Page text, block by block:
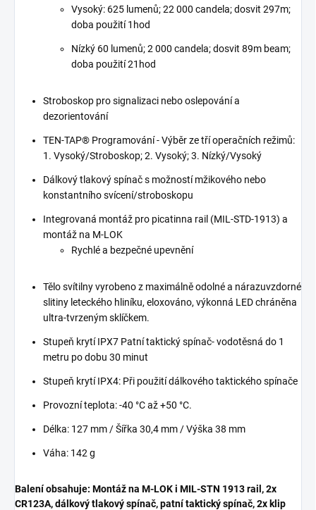
Vysoký: 625 lumenů; 22 000 candela; dosvit 297m;
doba použití 1hod
Nízký 60 lumenů; 2 000 candela; dosvit 89m beam;
doba použití 21hod
Stroboskop pro signalizaci nebo oslepování a
dezorientování
TEN-TAP® Programování - Výběr ze tří operačních režimů:
1. Vysoký/Stroboskop; 2. Vysoký; 3. Nízký/Vysoký
Dálkový tlakový spínač s možností mžikového nebo
konstantního svícení/stroboskopu
Integrovaná montáž pro picatinna rail (MIL-STD-1913) a
montáž na M-LOK
Rychlé a bezpečné upevnění
Tělo svítilny vyrobeno z maximálně odolné a nárazuvzdorné
slitiny leteckého hliníku, eloxováno, výkonná LED chráněna
ultra-tvrzeným sklíčkem.
Stupeň krytí IPX7 Patní taktický spínač- vodotěsná do 1
metru po dobu 30 minut
Stupeň krytí IPX4: Při použití dálkového taktického spínače
Provozní teplota:-40 °Caž +50 °C.
Délka: 127 mm / Šířka 30,4 mm / Výška 38 mm
Váha: 142 g
Balení obsahuje: Montáž na M-LOK i MIL-STN 1913 rail, 2x
CR123A, dálkový tlakový spínač, patní taktický spínač, 2x klip